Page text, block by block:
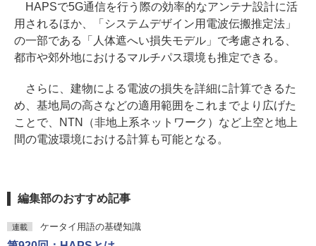
HAPSで5G通信を行う際の効率的なアンテナ設計に活
用されるほか、「システムデザイン用電波伝搬推定法」
の一部である「人体遮へい損失モデル」で考慮される、
都市や郊外地におけるマルチパス環境も推定できる。
さらに、建物による電波の損失を詳細に計算できるた
め、基地局の高さなどの適用範囲をこれまでより広げた
ことで、NTN（非地上系ネットワーク）など上空と地上
間の電波環境における計算も可能となる。
編集部のおすすめ記事
連載 ケータイ用語の基礎知識